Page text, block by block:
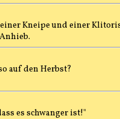
Kneipe und einer
auf den Herbst?
es schwanger ist!"